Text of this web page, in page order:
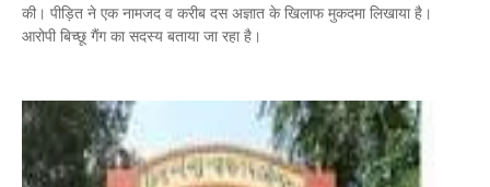
की। पीड़ित ने एक नामजद व करीब दस अज्ञात के खिलाफ मुकदमा लिखाया है।
आरोपी बिच्छू गैंग का सदस्य बताया जा रहा है।